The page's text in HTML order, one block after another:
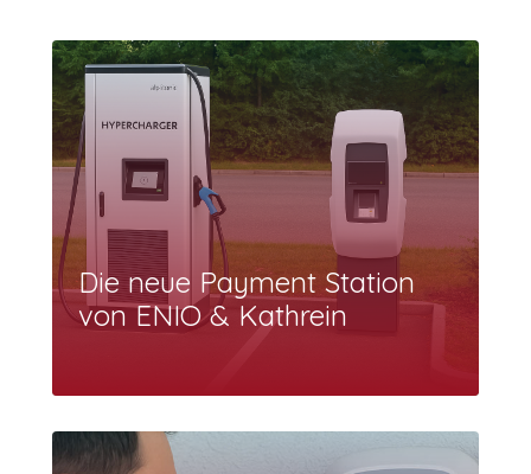
Die neue Payment Station
von ENIO & Kathrein